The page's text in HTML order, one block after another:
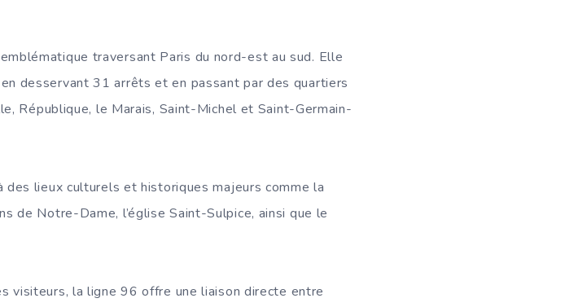
traversant Paris du nord-est au sud. Elle
desservant 31 arrêts et en passant par des quartiers
République, le Marais, Saint-Michel et Saint-Germain-
lieux culturels et historiques majeurs comme la
de Notre-Dame, l’église Saint-Sulpice, ainsi que le
visiteurs, la ligne 96 offre une liaison directe entre